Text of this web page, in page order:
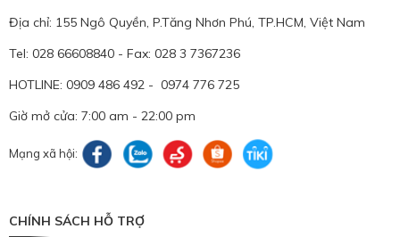
Địa chỉ: 155 Ngô Quyền, P.Tăng Nhơn Phú, TP.HCM, Việt Nam
Tel: 028 66608840 - Fax: 028 3 7367236
HOTLINE: 0909 486 492 - 0974 776 725
Giờ mở cửa: 7:00 am - 22:00 pm
Mạng xã hội:
CHÍNH SÁCH HỖ TRỢ